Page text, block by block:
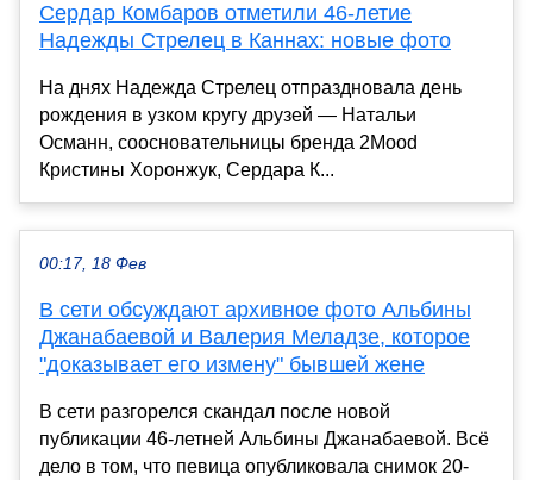
Сердар Комбаров отметили 46-летие
Надежды Стрелец в Каннах: новые фото
На днях Надежда Стрелец отпраздновала день
рождения в узком кругу друзей — Натальи
Османн, соосновательницы бренда 2Mood
Кристины Хоронжук, Сердара К...
00:17, 18 Фев
В сети обсуждают архивное фото Альбины
Джанабаевой и Валерия Меладзе, которое
"доказывает его измену" бывшей жене
В сети разгорелся скандал после новой
публикации 46-летней Альбины Джанабаевой. Всё
дело в том, что певица опубликовала снимок 20-